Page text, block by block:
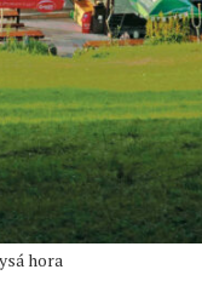
hora